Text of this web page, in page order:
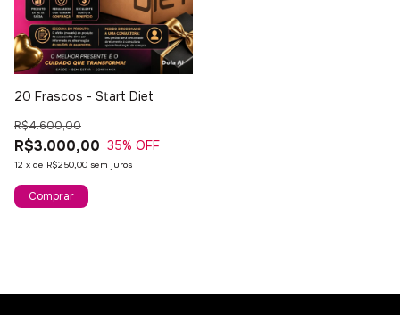
20 Frascos - Start Diet
R$3.000,00
R$4.600,00
35% OFF
12 x de R$250,00 sem juros